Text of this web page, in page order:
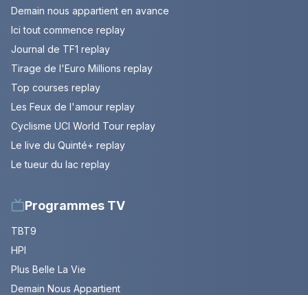
Demain nous appartient en avance
Ici tout commence replay
Journal de TF1 replay
Tirage de l'Euro Millions replay
Top courses replay
Les Feux de l'amour replay
Cyclisme UCI World Tour replay
Le live du Quinté+ replay
Le tueur du lac replay
Programmes TV
TBT9
HPI
Plus Belle La Vie
Demain Nous Appartient